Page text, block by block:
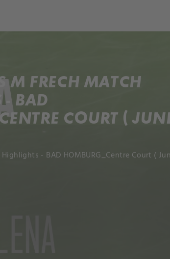
M FRECH MATCH
- BAD
COURT (
- BAD HOMBURG_Centre Court (